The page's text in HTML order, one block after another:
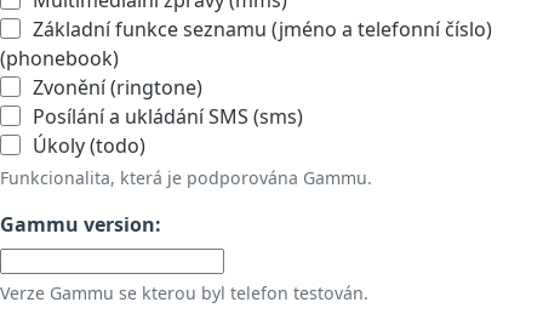
Základní funkce seznamu (jméno a telefonní číslo)
(phonebook)
Zvonění (ringtone)
Posílání a ukládání SMS (sms)
Úkoly (todo)
Funkcionalita, která je podporována Gammu.
Gammu version:
Verze Gammu se kterou byl telefon testován.